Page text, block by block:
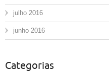
julho 2016
junho 2016
Categorias